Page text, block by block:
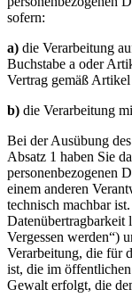
sofern:
a) die Verarbeitung
Buchstabe a oder
Vertrag gemäß
b) die Verarbeitung
Bei der Ausübung
Absatz 1 haben Sie
personenbezogenen
einem anderen
technisch machbar
Datenübertragbarkeit
Vergessen werden“)
Verarbeitung, die für
ist, die im
Gewalt erfolgt, die